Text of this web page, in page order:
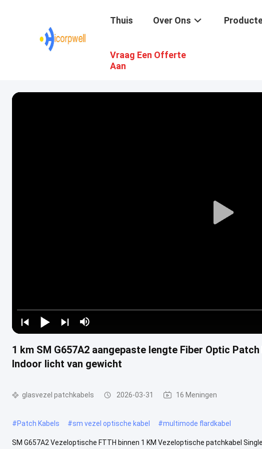
Thuis Over Ons
Vraag Een Offerte
Aan
1 km SM G657A2 aangepaste lengte Fiber Optic
Indoor licht van gewicht
glasvezel patchkabels 2026-03-31 16 Meningen
#Patch Kabels #sm vezel optische kabel #multimode flardkabel
SM G657A2 Vezeloptische FTTH binnen 1 KM Vezeloptische patchkabel